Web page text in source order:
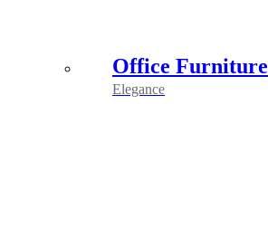
Office Furniture
Elegance